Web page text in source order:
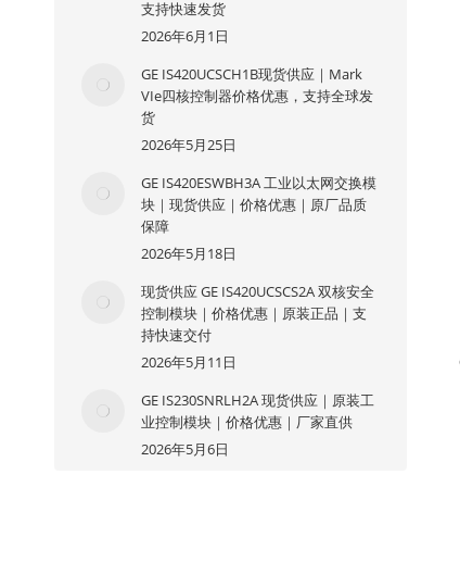
支持快速发货
2026年6月1日
GE IS420UCSCH1B现货供应｜Mark
VIe四核控制器价格优惠，支持全球发
货
2026年5月25日
GE IS420ESWBH3A 工业以太网交换模
块｜现货供应｜价格优惠｜原厂品质
保障
2026年5月18日
现货供应 GE IS420UCSCS2A 双核安全
控制模块｜价格优惠｜原装正品｜支
持快速交付
2026年5月11日
GE IS230SNRLH2A 现货供应｜原装工
业控制模块｜价格优惠｜厂家直供
2026年5月6日